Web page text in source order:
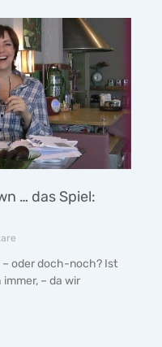
… das Spiel:
– oder doch-noch? Ist
immer, – da wir